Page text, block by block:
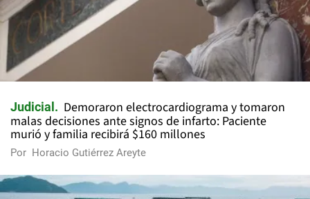
Judicial
Demoraron electrocardiograma y tomaron
malas decisiones ante signos de infarto: Paciente
murió y familia recibirá $160 millones
Por Horacio Gutiérrez Areyte